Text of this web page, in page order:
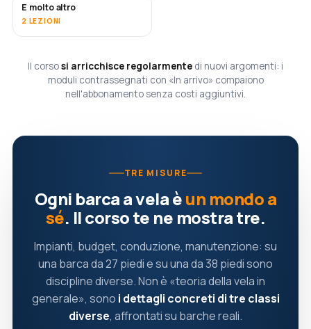
IN ARRIVO
E molto altro
2 LEZIONI
Il corsosi arricchisce regolarmente di nuovi argomenti: i
moduli contrassegnati con «In arrivo» compaiono
nell'abbonamento senza costi aggiuntivi.
TRE MISURE
Ogni barca a vela èun mondo a
sé. Il corso te ne mostra tre.
Impianti, budget, conduzione, manutenzione: su
una barca da 27 piedi e su una da 38 piedi sono
discipline diverse. Non è «teoria della vela in
generale», sono i dettagli concreti di tre classi
diverse, affrontati su barche reali.